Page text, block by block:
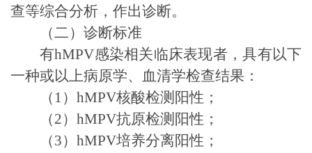
查等综合分析，作出诊断。
（二）诊断标准
有hMPV感染相关临床表现者，具有以下
一种或以上病原学、血清学检查结果：
（ 1） hMPV核酸检测阳性；
（2） hMPV抗原检测阳性；
（3） hMPV培养分离阳性；